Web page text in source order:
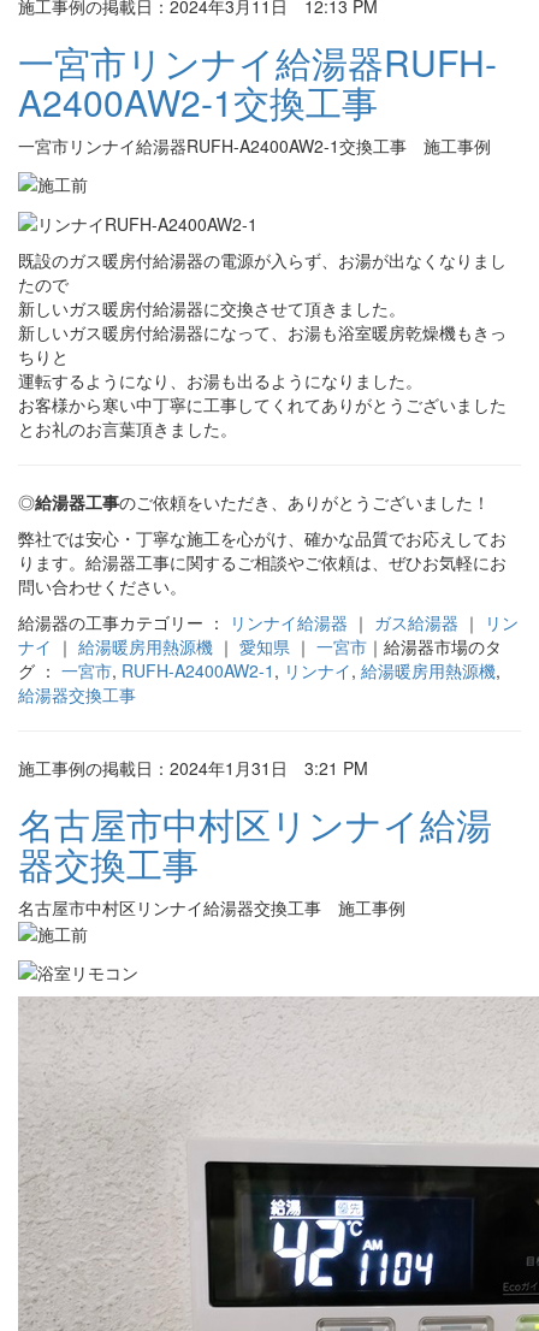
施工事例の掲載日：2024年3月11日 12:13 PM
一宮市リンナイ給湯器RUFH-
A2400AW2-1交換工事
一宮市リンナイ給湯器RUFH-A2400AW2-1交換工事 施工事例
既設のガス暖房付給湯器の電源が入らず、お湯が出なくなりまし
たので
新しいガス暖房付給湯器に交換させて頂きました。
新しいガス暖房付給湯器になって、お湯も浴室暖房乾燥機もきっ
ちりと
運転するようになり、お湯も出るようになりました。
お客様から寒い中丁寧に工事してくれてありがとうございました
とお礼のお言葉頂きました。
◎給湯器工事のご依頼をいただき、ありがとうございました！
弊社では安心・丁寧な施工を心がけ、確かな品質でお応えしてお
ります。給湯器工事に関するご相談やご依頼は、ぜひお気軽にお
問い合わせください。
給湯器の工事カテゴリー ：
リンナイ給湯器 ｜ ガス給湯器 ｜
リン
ナイ ｜ 給湯暖房用熱源機 ｜ 愛知県 ｜ 一宮市 ｜給湯器市場のタ
グ ： 一宮市, RUFH-A2400AW2-1 , リンナイ, 給湯暖房用熱源機,
給湯器交換工事
施工事例の掲載日：2024年1月31日 3:21 PM
名古屋市中村区リンナイ給湯
器交換工事
名古屋市中村区リンナイ給湯器交換工事 施工事例